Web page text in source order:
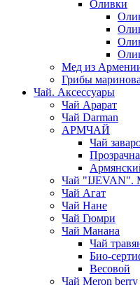
Оливки
Мед из
Грибы
Чай. Аксессуары
Чай Арарат
Чай Darman
АРМЧАЙ
Чай
Чай "IJEVAN".
Чай Агат
Чай Нане
Чай Гюмри
Чай Манана
Чай
Био-
Весовой
Чай Meron berry